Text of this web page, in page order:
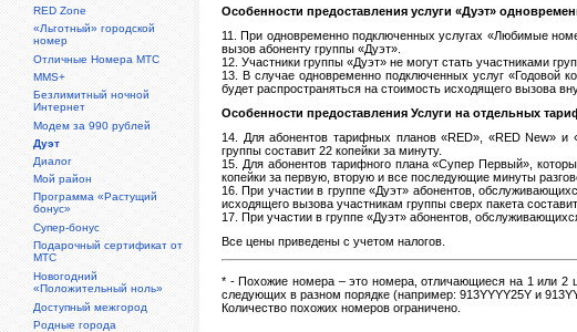
Особенности предоставления услуги «Дуэт»
11. При одновременно подключенных услугах «Любимые
вызов абоненту группы «Дуэт».
12. Участники группы «Дуэт» не могут стать участниками
13. В случае одновременно подключенных услуг «Годовой
будет распространяться на стоимость исходящего вызова
Особенности предоставления Услуги на отдельных
14. Для абонентов тарифных планов «RED», «RED New» и
группы составит 22 копейки за минуту.
15. Для абонентов тарифного плана «Супер Первый»,
копейки за первую, вторую и все последующие минуты
16. При участии в группе «Дуэт» абонентов,
исходящего вызова участникам группы сверх пакета
17. При участии в группе «Дуэт» абонентов,
Все цены приведены с учетом налогов.
* - Похожие номера – это номера, отличающиеся на 1 или 2
следующих в разном порядке (например: 913YYYY25Y и
Количество похожих номеров ограничено.
RED Zone
«Льготный» городской
номер
Отличные Номера МТС
MMS+
Безлимитный ночной
Интернет
Модем за 990 рублей
Дуэт
Диалог
Мой район
Программа «Растущий
бонус»
Супер-бонус
Подарочный сертификат от
МТС
Новогодний
«Положительный ноль»
Доступный межгород
Родные города